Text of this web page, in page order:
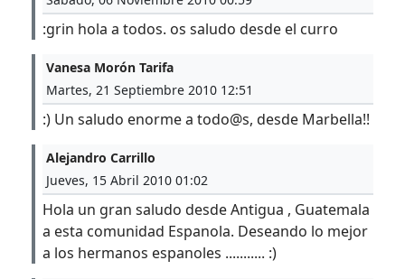
:grin hola a todos. os saludo desde el curro
Vanesa Morón Tarifa
Martes, 21 Septiembre 2010 12:51
:) Un saludo enorme a todo@s, desde Marbella!!
Alejandro Carrillo
Jueves, 15 Abril 2010 01:02
Hola un gran saludo desde Antigua , Guatemala
a esta comunidad Espanola. Deseando lo mejor
a los hermanos espanoles ........... :)